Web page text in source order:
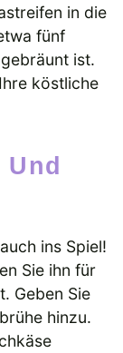
in die
fünf
ist.
köstliche
ins Spiel!
Sie ihn für
Geben Sie
hinzu.